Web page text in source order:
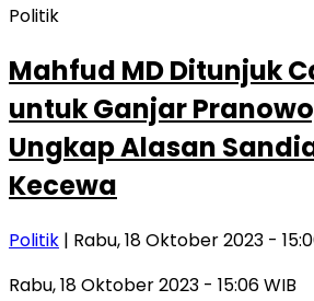
Politik
Mahfud MD Ditunjuk
untuk Ganjar
Ungkap Alasan
Kecewa
Politik | Rabu, 18 Oktober 2023 -
Rabu, 18 Oktober 2023 - 15:06 WIB